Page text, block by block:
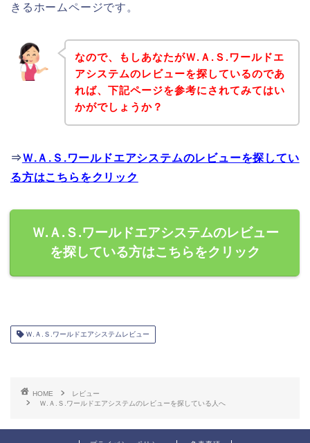
きるホームページです。
なので、もしあなたがＷ.Ａ.Ｓ.ワールドエ
アシステムのレビューを探しているのであ
れば、下記ページを参考にされてみてはい
かがでしょうか？
⇒Ｗ.Ａ.Ｓ.ワールドエアシステムのレビューを探してい
る方はこちらをクリック
Ｗ.Ａ.Ｓ.ワールドエアシステムのレビュー
を探している方はこちらをクリック
Ｗ.Ａ.Ｓ.ワールドエアシステムレビュー
HOME
レビュー
Ｗ.Ａ.Ｓ.ワールドエアシステムのレビューを探している人へ